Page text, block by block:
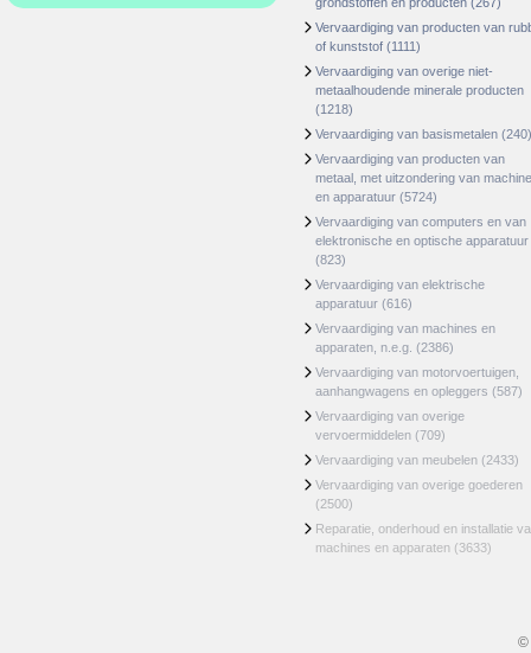
Vervaardiging van producten van
of kunststof (1111)
Vervaardiging van overige niet-
metaalhoudende minerale producten
(1218)
Vervaardiging van basismetalen (240)
Vervaardiging van producten van
metaal, met uitzondering van
en apparatuur (5724)
Vervaardiging van computers en van
elektronische en optische apparatuur
(823)
Vervaardiging van elektrische
apparatuur (616)
Vervaardiging van machines en
apparaten, n.e.g. (2386)
Vervaardiging van motorvoertuigen,
aanhangwagens en opleggers (587)
Vervaardiging van overige
vervoermiddelen (709)
Vervaardiging van meubelen (2433)
Vervaardiging van overige goederen
(2500)
Reparatie, onderhoud en installatie
machines en apparaten (3633)
©